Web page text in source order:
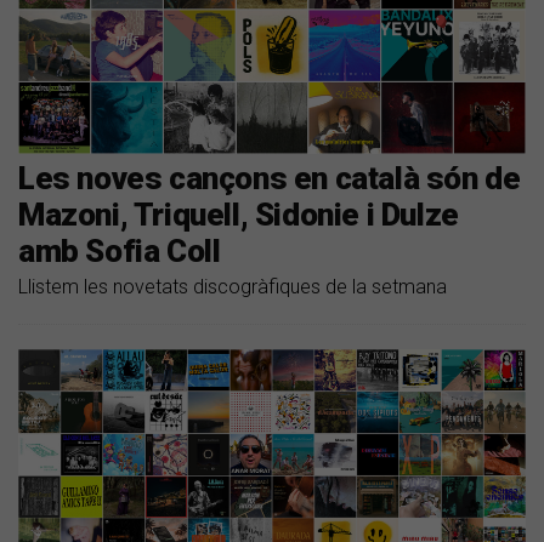
Les noves cançons en català són de
Mazoni, Triquell, Sidonie i Dulze
amb Sofia Coll
Llistem les novetats discogràfiques de la setmana